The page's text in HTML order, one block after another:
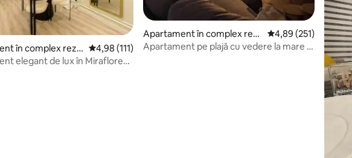
199 recenzii
în complex rezid Scor mediu de 4,98 din 5, 111 recenzii
4,98 (111)
elegant de lux în Miraflores
Apartament în complex rezi
dențial în San Miguel
Scor mediu de 4,89
4,89 (251)
Apartament pe plajă cu vedere la mare la